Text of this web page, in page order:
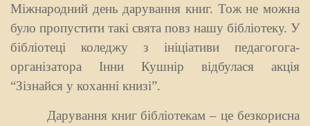
Міжнародний день дарування книг. Тож не можна
було пропустити такі свята повз нашу бібліотеку. У
бібліотеці коледжу з ініціативи педагогога-
організатора Інни Кушнір відбулася акція
“Зізнайся у коханні книзі”.
Дарування книг бібліотекам – це безкорисна